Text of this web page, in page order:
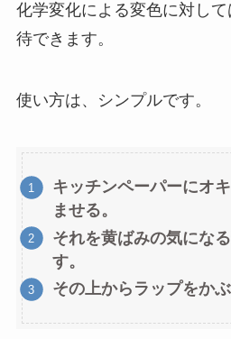
化学変化による変色に対し
待できます。
使い方は、シンプルです。
キッチンペーパーにオ
ませる。
それを黄ばみの気にな
す。
その上からラップをか